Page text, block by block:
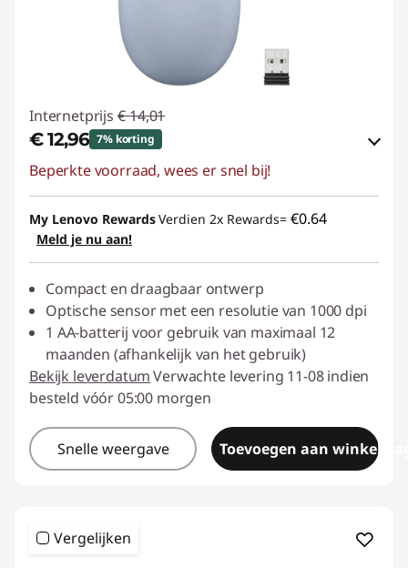
Internetprijs € 14,01
€ 12,96 7% korting
eCoupon-besparingen :-€ 1,05
eCoupon gebruiken :ACC‑SAVE
Beperkte voorraad, wees er snel bij!
My Lenovo RewardsVerdien 2x Rewards= €0.64
Meld je nu aan!
Compact en draagbaar ontwerp
Optische sensor met een resolutie van 1000 dpi
1 AA-batterij voor gebruik van maximaal 12
maanden (afhankelijk van het gebruik)
Bekijk leverdatumVerwachte levering 11-08 indien
besteld vóór 05:00 morgen
Snelle weergave Toevoegen aan
Vergelijken